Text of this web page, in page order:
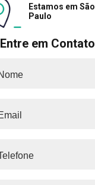
Entre em Contato
Estamos em São
Paulo